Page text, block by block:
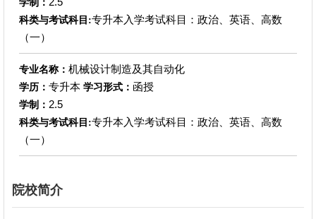
学制：
科类与考试科目:专升本入学考试科目：政治、英语、高数
（一）
专业名称： 机械设计制造及其自动化
学历： 专升本 学习形式： 函授
学制： 2.5
科类与考试科目:专升本入学考试科目：政治、英语、高数
（一）
院校简介